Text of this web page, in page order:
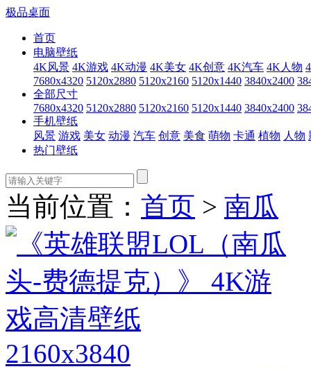
极品桌面
首页
电脑壁纸
4K风景 4K游戏 4K动漫 4K美女 4K创意 4K汽车 4K人物
7680x4320 5120x2880 5120x2160 5120x1440 3840x2400
全部尺寸
7680x4320 5120x2880 5120x2160 5120x1440 3840x2400
手机壁纸
风景 游戏 美女 动漫 汽车 创意 美食 萌物 卡通 植物 人物
热门壁纸
当前位置： 首页 > 南瓜
2160x3840